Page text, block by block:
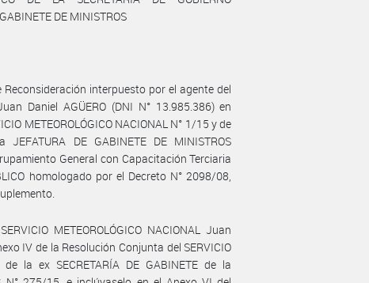
DE MINISTROS
Reconsideración interpuesto por el agente del
Daniel AGÜERO (DNI N° 13.985.386) en
METEOROLÓGICO NACIONAL N° 1/15 y de
DE GABINETE DE MINISTROS
General con Capacitación Terciaria
homologado por el Decreto N° 2098/08,
METEOROLÓGICO NACIONAL Juan
IV de la Resolución Conjunta del SERVICIO
de la ex SECRETARÍA DE GABINETE de la